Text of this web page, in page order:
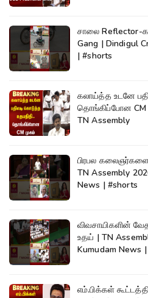
சாலை Reflector-
Gang | Dindigul
| #shorts
கலாய்த்த உடனே
தொங்கிப்போன CM
TN Assembly
பிரபல
TN Assembly
News | #shorts
விவசாயிகளின்
உதய் | TN
Kumudam News
எம்.பிக்கள்